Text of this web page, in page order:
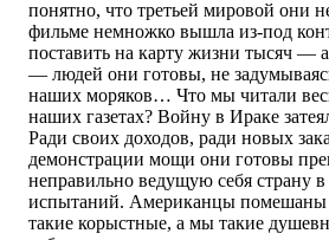
понятно, что третьей мировой они
фильме немножко вышла из-под
поставить на карту жизни тысяч —
— людей они готовы, не
наших моряков… Что мы читали
наших газетах? Войну в Ираке
Ради своих доходов, ради новых
демонстрации мощи они готовы
неправильно ведущую себя страну
испытаний. Американцы помешаны
такие корыстные, а мы такие